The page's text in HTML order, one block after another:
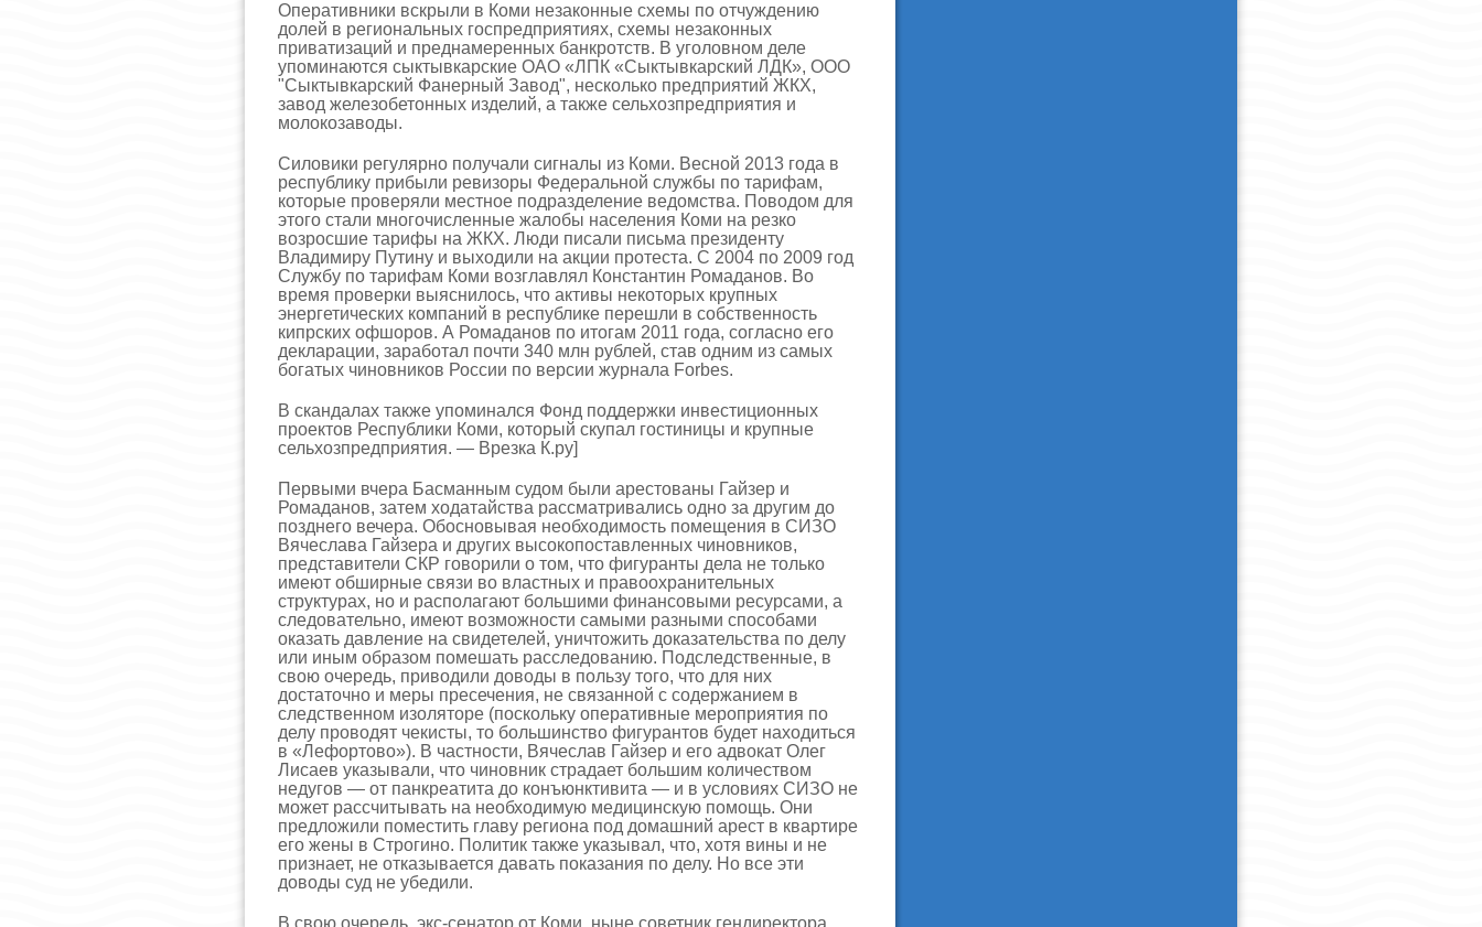
Оперативники вскрыли в Коми незаконные схемы по отчуждению
долей в региональных госпредприятиях, схемы незаконных
приватизаций и преднамеренных банкротств. В уголовном деле
упоминаются сыктывкарские ОАО «ЛПК «Сыктывкарский ЛДК», ООО
"Сыктывкарский Фанерный Завод", несколько предприятий ЖКХ,
завод железобетонных изделий, а также сельхозпредприятия и
молокозаводы.
Силовики регулярно получали сигналы из Коми. Весной 2013 года в
республику прибыли ревизоры Федеральной службы по тарифам,
которые проверяли местное подразделение ведомства. Поводом для
этого стали многочисленные жалобы населения Коми на резко
возросшие тарифы на ЖКХ. Люди писали письма президенту
Владимиру Путину и выходили на акции протеста. С 2004 по 2009 год
Службу по тарифам Коми возглавлял Константин Ромаданов. Во
время проверки выяснилось, что активы некоторых крупных
энергетических компаний в республике перешли в собственность
кипрских офшоров. А Ромаданов по итогам 2011 года, согласно его
декларации, заработал почти 340 млн рублей, став одним из самых
богатых чиновников России по версии журнала Forbes.
В скандалах также упоминался Фонд поддержки инвестиционных
проектов Республики Коми, который скупал гостиницы и крупные
сельхозпредприятия. — Врезка К.ру]
Первыми вчера Басманным судом были арестованы Гайзер и
Ромаданов, затем ходатайства рассматривались одно за другим до
позднего вечера. Обосновывая необходимость помещения в СИЗО
Вячеслава Гайзера и других высокопоставленных чиновников,
представители СКР говорили о том, что фигуранты дела не только
имеют обширные связи во властных и правоохранительных
структурах, но и располагают большими финансовыми ресурсами, а
следовательно, имеют возможности самыми разными способами
оказать давление на свидетелей, уничтожить доказательства по делу
или иным образом помешать расследованию. Подследственные, в
свою очередь, приводили доводы в пользу того, что для них
достаточно и меры пресечения, не связанной с содержанием в
следственном изоляторе (поскольку оперативные мероприятия по
делу проводят чекисты, то большинство фигурантов будет находиться
в «Лефортово»). В частности, Вячеслав Гайзер и его адвокат Олег
Лисаев указывали, что чиновник страдает большим количеством
недугов — от панкреатита до конъюнктивита — и в условиях СИЗО не
может рассчитывать на необходимую медицинскую помощь. Они
предложили поместить главу региона под домашний арест в квартире
его жены в Строгино. Политик также указывал, что, хотя вины и не
признает, не отказывается давать показания по делу. Но все эти
доводы суд не убедили.
В свою очередь, экс-сенатор от Коми, ныне советник гендиректора